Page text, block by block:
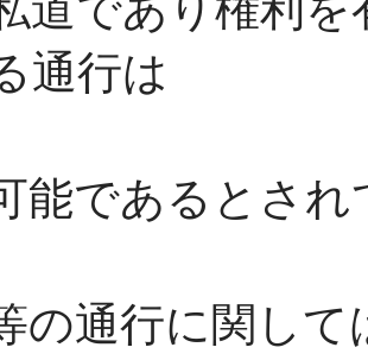
通行は
能であるとさ
の通行に関し